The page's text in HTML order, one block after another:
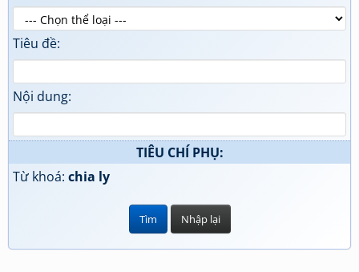
Tiêu đề:
Nội dung:
TIÊU CHÍ PHỤ:
Từ khoá: chia ly